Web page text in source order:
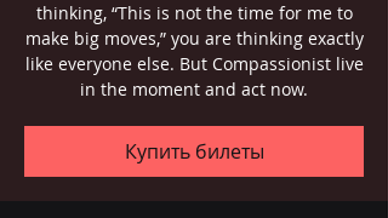
thinking, “This is not the time for me to
make big moves,” you are thinking exactly
like everyone else. But Compassionist live
in the moment and act now.
Купить билеты